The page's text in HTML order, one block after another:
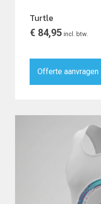
Turtle
€ 84,95 incl. btw.
Offerte aanvragen